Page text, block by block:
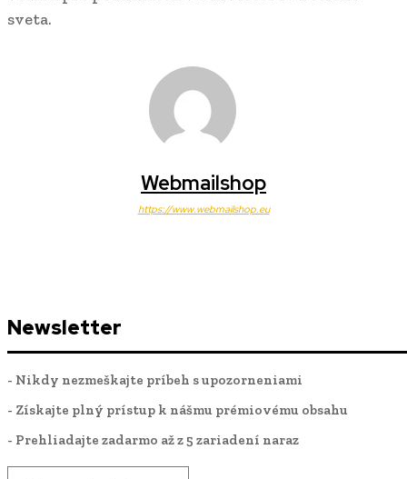
sveta.
Webmailshop
https://www.webmailshop.eu
Newsletter
- Nikdy nezmeškajte príbeh s upozorneniami
- Získajte plný prístup k nášmu prémiovému obsahu
- Prehliadajte zadarmo až z 5 zariadení naraz